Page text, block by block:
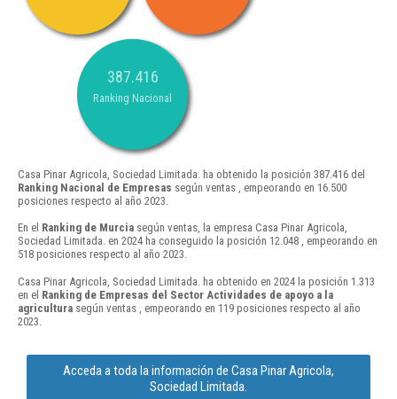
387.416
Ranking Nacional
Casa Pinar Agricola, Sociedad Limitada. ha obtenido la posición 387.416 del
Ranking Nacional de Empresas según ventas , empeorando en 16.500
posiciones respecto al año 2023.
En el Ranking de Murcia según ventas, la empresa Casa Pinar Agricola,
Sociedad Limitada. en 2024 ha conseguido la posición 12.048 , empeorando en
518 posiciones respecto al año 2023.
Casa Pinar Agricola, Sociedad Limitada. ha obtenido en 2024 la posición 1.313
en el Ranking de Empresas del Sector Actividades de apoyo a la
agricultura según ventas , empeorando en 119 posiciones respecto al año
2023.
Acceda a toda la información de Casa Pinar Agricola,
Sociedad Limitada.